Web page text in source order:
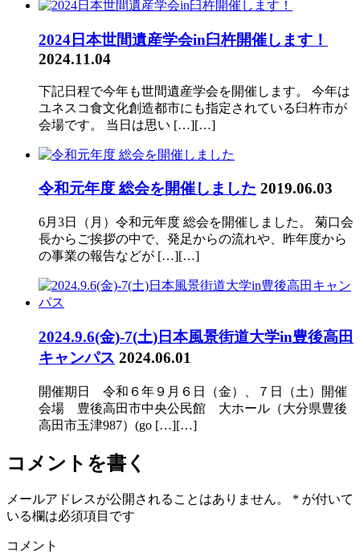
2024日本世間遺産学会in臼杵開催します！
2024.11.04
下記日程で今年も世間遺産学会を開催します。 今年は
ユネスコ食文化創造都市にも指定されている臼杵市が
会場です。 当日は思い […][…]
令和元年度 総会を開催しました 2019.06.03
6月3日（月）令和元年度 総会を開催しました。 菊口会
長からご挨拶の中で、発足からの流れや、昨年度から
の事業の報告などが […][…]
2024.9.6(金)-7(土)日本風景街道大学in豊後高田
キャンパス 2024.06.01
開催期日 令和６年９月６日（金）、７日（土）開催
会場 豊後高田市中央公民館 大ホール（大分県豊後
高田市玉津987）(go […][…]
コメントを書く
メールアドレスが公開されることはありません。 * が付いて
いる欄は必須項目です
コメント